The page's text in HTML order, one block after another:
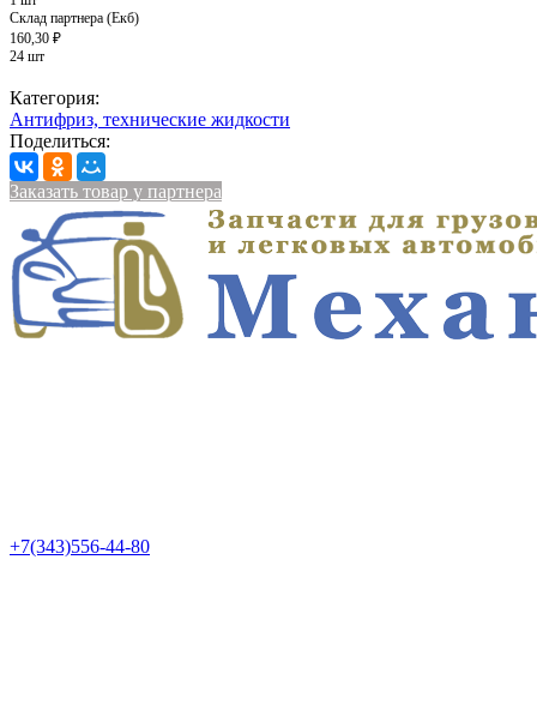
Склад партнера (Екб)
160,30 ₽
24 шт
Категория:
Антифриз, технические жидкости
Поделиться:
Заказать товар у партнера
+7(343)556-44-80